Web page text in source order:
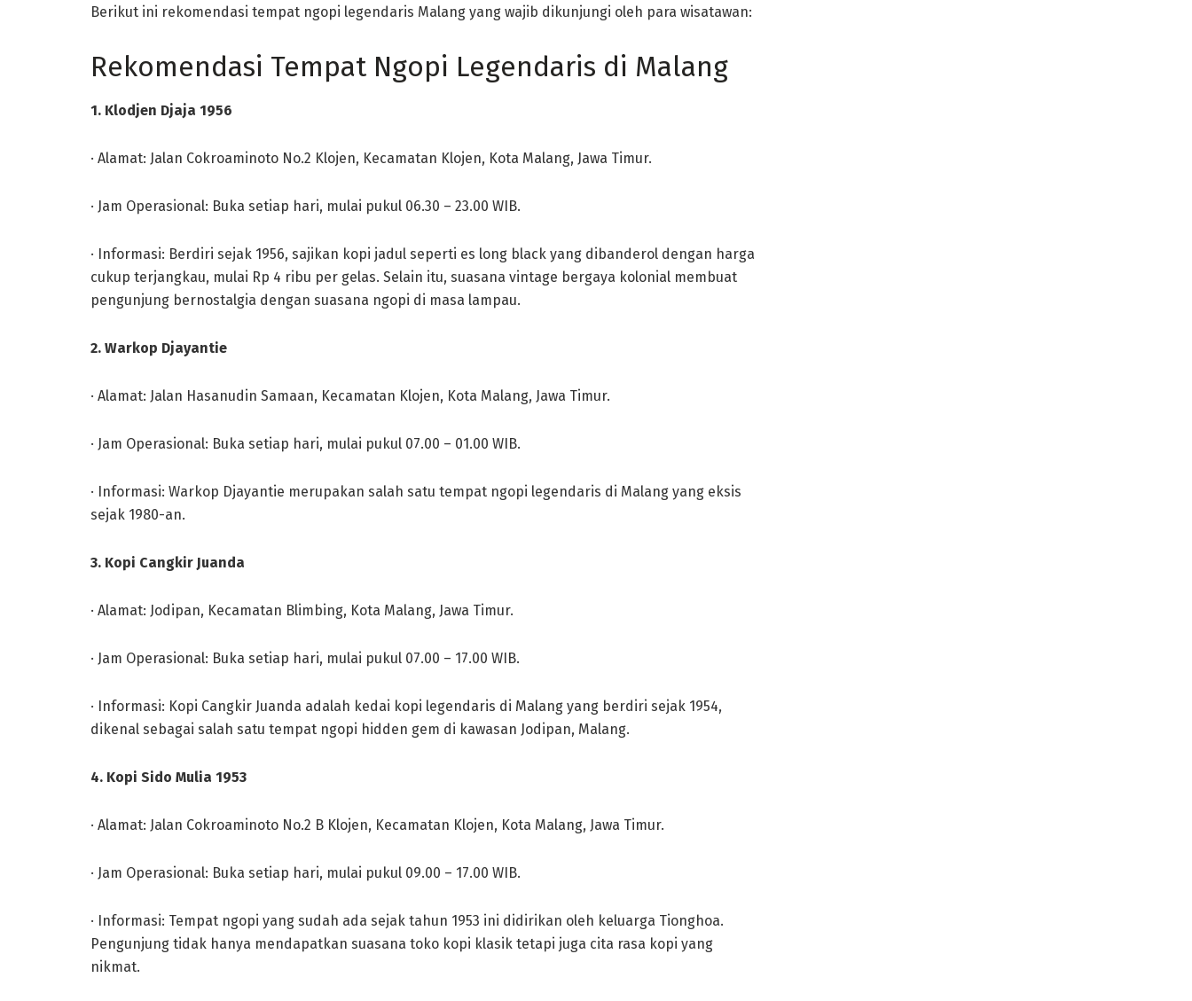
Berikut ini rekomendasi tempat ngopi legendaris Malang yang wajib dikunjungi oleh para wisatawan:
Rekomendasi Tempat Ngopi Legendaris di Malang
1. Klodjen Djaja 1956
· Alamat: Jalan Cokroaminoto No.2 Klojen, Kecamatan Klojen, Kota Malang, Jawa Timur.
· Jam Operasional: Buka setiap hari, mulai pukul 06.30 – 23.00 WIB.
· Informasi: Berdiri sejak 1956, sajikan kopi jadul seperti es long black yang dibanderol dengan harga
cukup terjangkau, mulai Rp 4 ribu per gelas. Selain itu, suasana vintage bergaya kolonial membuat
pengunjung bernostalgia dengan suasana ngopi di masa lampau.
2. Warkop Djayantie
· Alamat: Jalan Hasanudin Samaan, Kecamatan Klojen, Kota Malang, Jawa Timur.
· Jam Operasional: Buka setiap hari, mulai pukul 07.00 – 01.00 WIB.
· Informasi: Warkop Djayantie merupakan salah satu tempat ngopi legendaris di Malang yang eksis
sejak 1980-an.
3. Kopi Cangkir Juanda
· Alamat: Jodipan, Kecamatan Blimbing, Kota Malang, Jawa Timur.
· Jam Operasional: Buka setiap hari, mulai pukul 07.00 – 17.00 WIB.
· Informasi: Kopi Cangkir Juanda adalah kedai kopi legendaris di Malang yang berdiri sejak 1954,
dikenal sebagai salah satu tempat ngopi hidden gem di kawasan Jodipan, Malang.
4. Kopi Sido Mulia 1953
· Alamat: Jalan Cokroaminoto No.2 B Klojen, Kecamatan Klojen, Kota Malang, Jawa Timur.
· Jam Operasional: Buka setiap hari, mulai pukul 09.00 – 17.00 WIB.
· Informasi: Tempat ngopi yang sudah ada sejak tahun 1953 ini didirikan oleh keluarga Tionghoa.
Pengunjung tidak hanya mendapatkan suasana toko kopi klasik tetapi juga cita rasa kopi yang
nikmat.